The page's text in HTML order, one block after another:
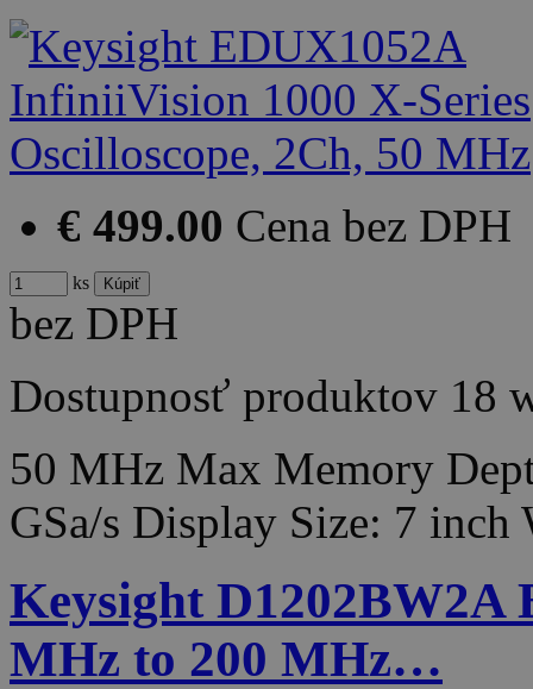
€ 499.00 Cena bez DPH
ks
bez DPH
Dostupnosť produktov 18
50 MHz Max Memory
GSa/s Display Size: 7
Keysight D1202BW2A
MHz to 200 MHz…